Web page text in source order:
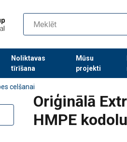
Noliktavas
tīrīšana
Mūsu
projekti
celšanai
Oriģinālā
HMPE kodolu